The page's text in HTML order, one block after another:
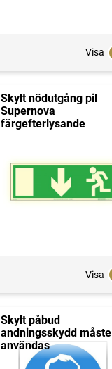
Visa
Skylt nödutgång pil
Supernova
färgefterlysande
Visa
Skylt påbud
andningsskydd måste
användas